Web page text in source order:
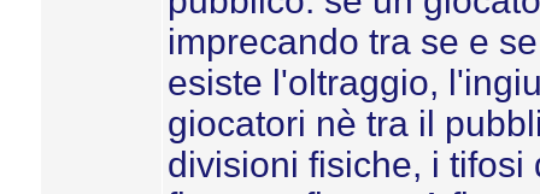
imprecando tra se e
esiste l'oltraggio,
giocatori nè tra il
divisioni fisiche, i